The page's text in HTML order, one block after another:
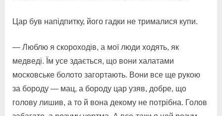
Цар був напідпитку, його гадки не трималися купи.
— Люблю я скороходів, а мої люди ходять, як
медведі. Їм усе здається, що вони халатами
московське болото загортають. Вони все ще рукою
за бороду — мац, а бороду цар узяв, добре, що
голову лишив, а то й вона декому не потрібна. Голов